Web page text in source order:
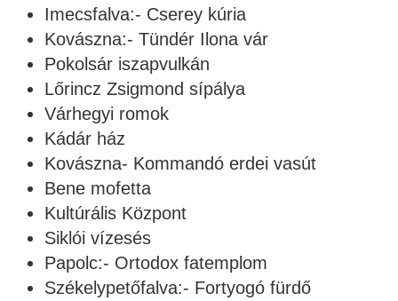
Imecsfalva:- Cserey kúria
Kovászna:- Tündér Ilona vár
Pokolsár iszapvulkán
Lőrincz Zsigmond sípálya
Várhegyi romok
Kádár ház
Kovászna- Kommandó erdei vasút
Bene mofetta
Kultúrális Központ
Siklói vízesés
Papolc:- Ortodox fatemplom
Székelypetőfalva:- Fortyogó fürdő